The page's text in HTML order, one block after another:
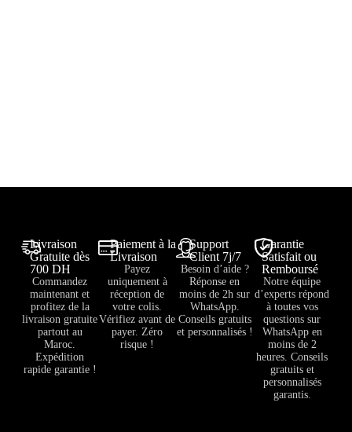
Livraison
Gratuite dès
700 DH
Commandez
maintenant et
profitez de la
livraison gratuite
partout au
Maroc.
Expédition
rapide garantie !
Paiement à la
Livraison
Payez
uniquement à
réception de
votre colis.
Vérifiez avant de
payer. Zéro
risque !
Support
Client 7j/7
Besoin d’aide ?
Réponse en
moins de 2h sur
WhatsApp.
Conseils gratuits
et personnalisés !
Garantie
Satisfait ou
Remboursé
Notre équipe
d’experts répond
à toutes vos
questions sur
WhatsApp en
moins de 2
heures. Conseils
gratuits et
personnalisés
garantis.